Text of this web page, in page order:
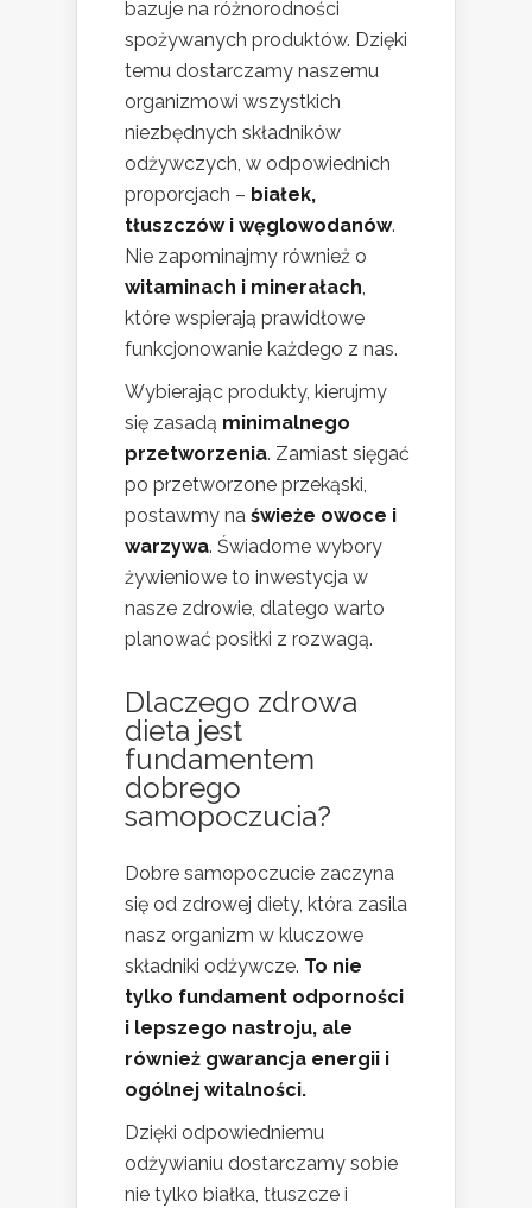
bazuje na różnorodności
spożywanych produktów. Dzięki
temu dostarczamy naszemu
organizmowi wszystkich
niezbędnych składników
odżywczych, w odpowiednich
proporcjach – białek,
tłuszczów i węglowodanów.
Nie zapominajmy również o
witaminach i minerałach,
które wspierają prawidłowe
funkcjonowanie każdego z nas.
Wybierając produkty, kierujmy
się zasadą minimalnego
przetworzenia. Zamiast sięgać
po przetworzone przekąski,
postawmy na świeże owoce i
warzywa. Świadome wybory
żywieniowe to inwestycja w
nasze zdrowie, dlatego warto
planować posiłki z rozwagą.
Dlaczego zdrowa
dieta jest
fundamentem
dobrego
samopoczucia?
Dobre samopoczucie zaczyna
się od zdrowej diety, która zasila
nasz organizm w kluczowe
składniki odżywcze. To nie
tylko fundament odporności
i lepszego nastroju, ale
również gwarancja energii i
ogólnej witalności.
Dzięki odpowiedniemu
odżywianiu dostarczamy sobie
nie tylko białka, tłuszcze i